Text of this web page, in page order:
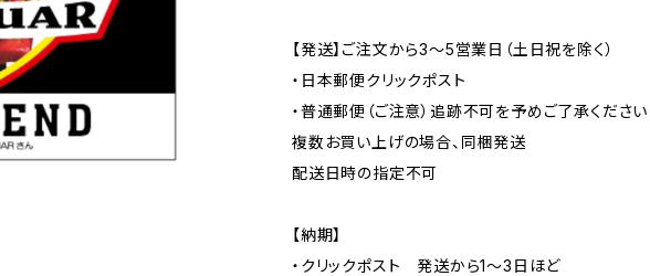
【発送】ご注文から3〜5営業日（土日祝を除く）
・日本郵便クリックポスト
・普通郵便（ご注意）追跡不可を予めご了承ください
複数お買い上げの場合、同梱発送
配送日時の指定不可
【納期】
・クリックポスト 発送から1〜3日ほど